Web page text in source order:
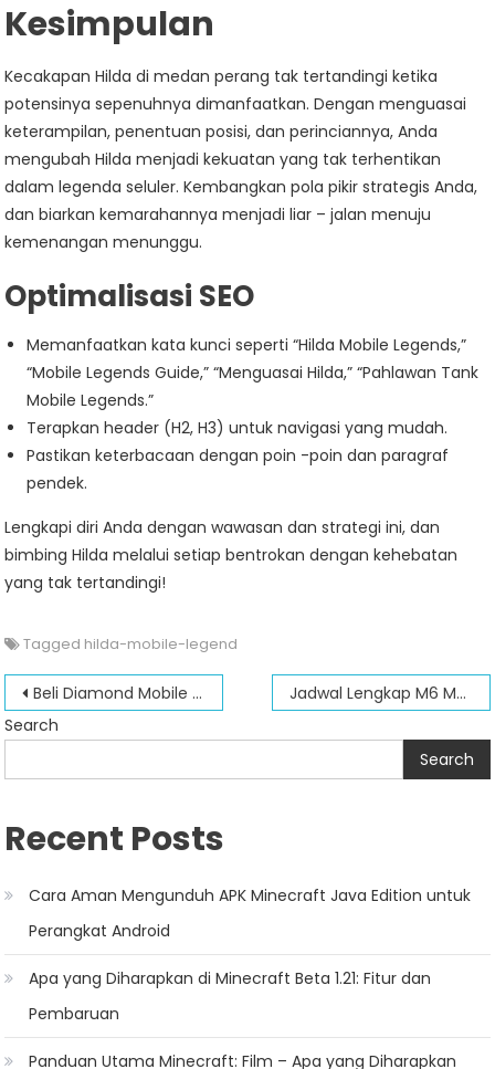
Kesimpulan
Kecakapan Hilda di medan perang tak tertandingi ketika
potensinya sepenuhnya dimanfaatkan. Dengan menguasai
keterampilan, penentuan posisi, dan perinciannya, Anda
mengubah Hilda menjadi kekuatan yang tak terhentikan
dalam legenda seluler. Kembangkan pola pikir strategis Anda,
dan biarkan kemarahannya menjadi liar – jalan menuju
kemenangan menunggu.
Optimalisasi SEO
Memanfaatkan kata kunci seperti “Hilda Mobile Legends,”
“Mobile Legends Guide,” “Menguasai Hilda,” “Pahlawan Tank
Mobile Legends.”
Terapkan header (H2, H3) untuk navigasi yang mudah.
Pastikan keterbacaan dengan poin -poin dan paragraf
pendek.
Lengkapi diri Anda dengan wawasan dan strategi ini, dan
bimbing Hilda melalui setiap bentrokan dengan kehebatan
yang tak tertandingi!
Tagged hilda-mobile-legend
Post
navigation
Beli Diamond Mobile Legend Murah: Tips dan Trik Terbaik
Jadwal Lengkap M6 Mobile Legend 2024: Semua yang Perlu Anda Ketahui
Search
Search
Recent Posts
Cara Aman Mengunduh APK Minecraft Java Edition untuk
Perangkat Android
Apa yang Diharapkan di Minecraft Beta 1.21: Fitur dan
Pembaruan
Panduan Utama Minecraft: Film – Apa yang Diharapkan